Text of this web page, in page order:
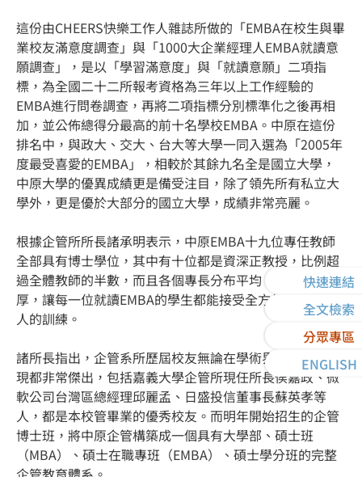
快速連結
全文檢索
分眾專區
ENGLISH
這份由CHEERS快樂工作人雜誌所做的「EMBA在校生與畢
業校友滿意度調查」與「1000大企業經理人EMBA就讀意
願調查」，是以「學習滿意度」與「就讀意願」二項指
標，為全國二十二所報考資格為三年以上工作經驗的
EMBA進行問卷調查，再將二項指標分別標準化之後再相
加，並公佈總得分最高的前十名學校EMBA。中原在這份
排名中，與政大、交大、台大等大學一同入選為「2005年
度最受喜愛的EMBA」，相較於其餘九名全是國立大學，
中原大學的優異成績更是備受注目，除了領先所有私立大
學外，更是優於大部分的國立大學，成績非常亮麗。
根據企管所所長諸承明表示，中原EMBA十九位專任教師
全部具有博士學位，其中有十位都是資深正教授，比例超
過全體教師的半數，而且各個專長分布平均，學術素養深
厚，讓每一位就讀EMBA的學生都能接受全方位企業經理
人的訓練。
諸所長指出，企管系所歷屆校友無論在學術界或企業界表
現都非常傑出，包括嘉義大學企管所現任所長侯嘉政、微
軟公司台灣區總經理邱麗孟、日盛投信董事長蘇英孝等
人，都是本校管畢業的優秀校友。而明年開始招生的企管
博士班，將中原企管構築成一個具有大學部、碩士班
（MBA）、碩士在職專班（EMBA）、碩士學分班的完整